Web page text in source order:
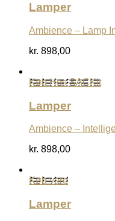
Lamper
Ambience – Lamp
kr. 898,00
Køb Hos SACKit
Lamper
Ambience –
kr. 898,00
Køb vare
Lamper